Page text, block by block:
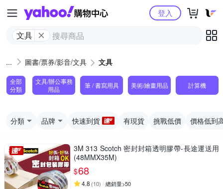
Yahoo購物中心
文具
登入
圖書/票券/影音/文具 文具
全部
分類
文具/辦公事務
用品
筆 / 書寫用具 美術/繪畫用品 計算機
分類 品牌 快速到貨 有現貨 挑戰低價 價格低到
3M 313 Scotch 密封封箱透明膠帶-長途運送用
(48MMX35M)
$68
4.8 (10) 總銷量>50